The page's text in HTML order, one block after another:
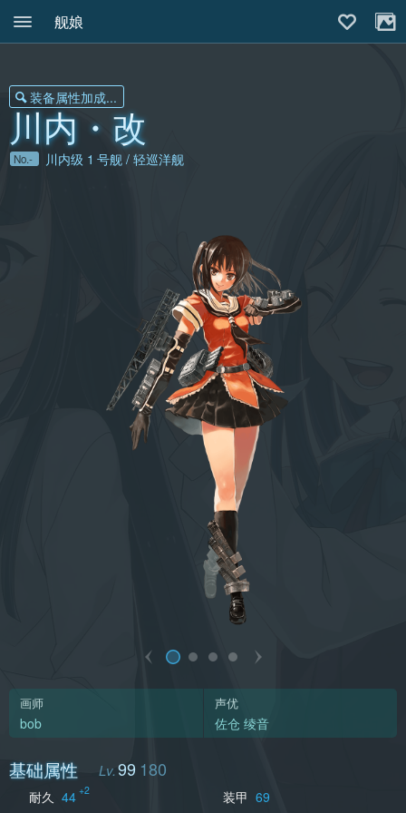
舰娘
川内・改
No.- 川内级 1 号舰 / 轻巡洋舰
基础属性 99 180
耐久 44 +2 装甲 69
装备属性加成...
声优
佐仓 绫音
画师
bob